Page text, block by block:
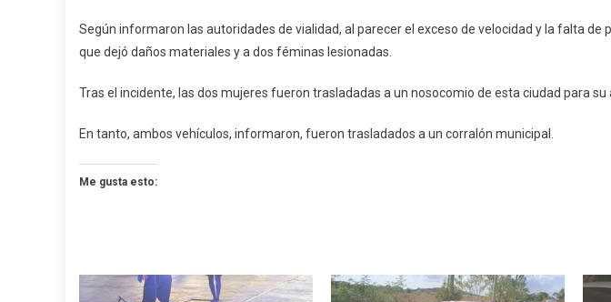
Según informaron las autoridades de vialidad, al parecer el exceso de velocidad y la falta de
que dejó daños materiales y a dos féminas lesionadas.
Tras el incidente, las dos mujeres fueron trasladadas a un nosocomio de esta ciudad para su
En tanto, ambos vehículos, informaron, fueron trasladados a un corralón municipal.
Me gusta esto: